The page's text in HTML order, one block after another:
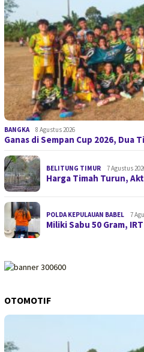
BANGKA 8 Agustus 2026
Ganas di Sempan Cup 2026, Dua
BELITUNG TIMUR 7 Agustus
Harga Timah Turun,
POLDA KEPULAUAN BABEL 7
Miliki Sabu 50 Gram,
OTOMOTIF